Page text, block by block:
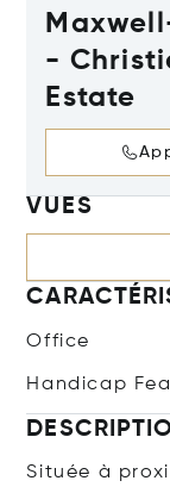
-
Estate
VUES
Office
Handicap
Située à